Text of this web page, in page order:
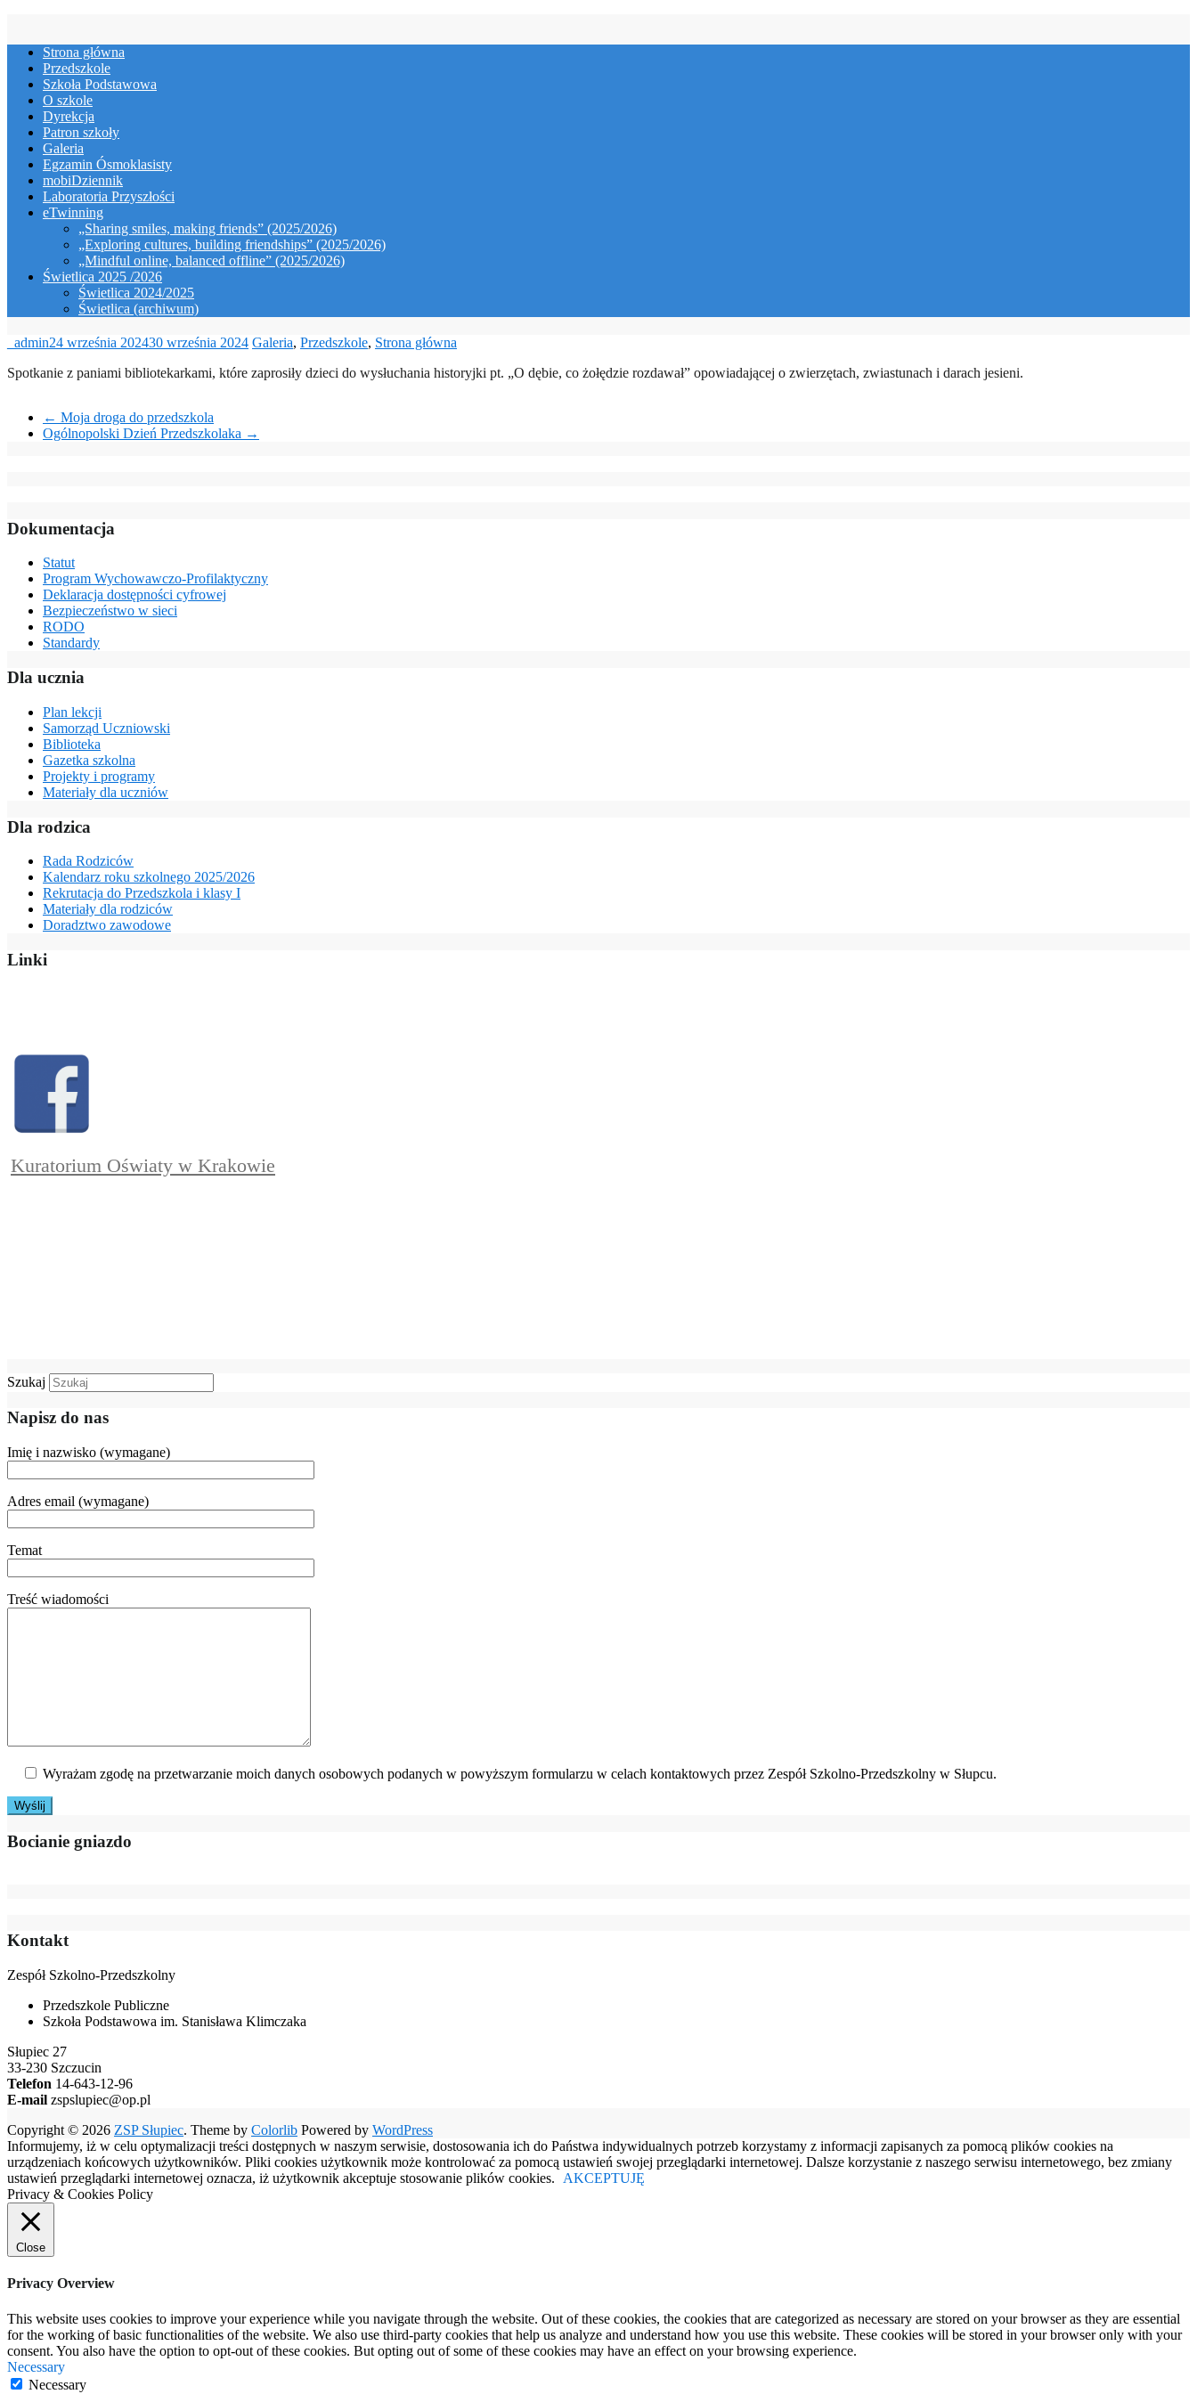
contentStrona główna
Przedszkole
Szkoła Podstawowa
O szkole
Dyrekcja
Patron szkoły
Galeria
Egzamin Ósmoklasisty
mobiDziennik
Laboratoria Przyszłości
eTwinning
„Sharing smiles, making friends” (2025/2026)
„Exploring cultures, building friendships” (2025/2026)
„Mindful online, balanced offline” (2025/2026)
Świetlica 2025 /2026
Świetlica 2024/2025
Świetlica (archiwum)
_admin24 września 202430 września 2024 Galeria, Przedszkole, Strona główna
Spotkanie z paniami bibliotekarkami, które zaprosiły dzieci do wysłuchania historyjki pt. „O dębie, co żołędzie rozdawał” opowiadającej o zwierzętach, zwiastunach i darach jesieni.
← Moja droga do przedszkola
Ogólnopolski Dzień Przedszkolaka →
Dokumentacja
Statut
Program Wychowawczo-Profilaktyczny
Deklaracja dostępności cyfrowej
Bezpieczeństwo w sieci
RODO
Standardy
Dla ucznia
Plan lekcji
Samorząd Uczniowski
Biblioteka
Gazetka szkolna
Projekty i programy
Materiały dla uczniów
Dla rodzica
Rada Rodziców
Kalendarz roku szkolnego 2025/2026
Rekrutacja do Przedszkola i klasy I
Materiały dla rodziców
Doradztwo zawodowe
Linki
Kuratorium Oświaty w Krakowie
Szukaj
Napisz do nas
Imię i nazwisko (wymagane)
Adres email (wymagane)
Temat
Treść wiadomości
Wyrażam zgodę na przetwarzanie moich danych osobowych podanych w powyższym formularzu w celach kontaktowych przez Zespół Szkolno-Przedszkolny w Słupcu.
Bocianie gniazdo
Kontakt
Zespół Szkolno-Przedszkolny
Przedszkole Publiczne
Szkoła Podstawowa im. Stanisława Klimczaka
Słupiec 27
33-230 Szczucin
Telefon 14-643-12-96
E-mail zspslupiec@op.pl
Copyright © 2026 ZSP Słupiec. Theme by Colorlib Powered by WordPress
Informujemy, iż w celu optymalizacji treści dostępnych w naszym serwisie, dostosowania ich do Państwa indywidualnych potrzeb korzystamy z informacji zapisanych za pomocą plików cookies na
urządzeniach końcowych użytkowników. Pliki cookies użytkownik może kontrolować za pomocą ustawień swojej przeglądarki internetowej. Dalsze korzystanie z naszego serwisu internetowego, bez zmiany
ustawień przeglądarki internetowej oznacza, iż użytkownik akceptuje stosowanie plików cookies.
AKCEPTUJĘ
Privacy & Cookies Policy
Close
Privacy Overview
This website uses cookies to improve your experience while you navigate through the website. Out of these cookies, the cookies that are categorized as necessary are stored on your browser as they are essential
for the working of basic functionalities of the website. We also use third-party cookies that help us analyze and understand how you use this website. These cookies will be stored in your browser only with your
consent. You also have the option to opt-out of these cookies. But opting out of some of these cookies may have an effect on your browsing experience.
Necessary
Necessary